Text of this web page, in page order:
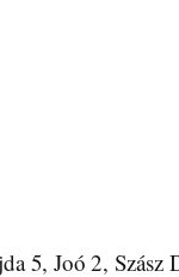
5, Joó 2, Szász